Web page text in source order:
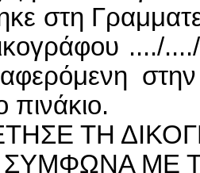
στη
..../
πινάκιο.
ΤΗ
ΜΕ